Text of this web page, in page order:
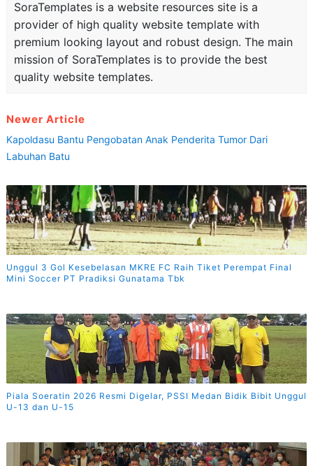
SoraTemplates is a website resources site is a
provider of high quality website template with
premium looking layout and robust design. The main
mission of SoraTemplates is to provide the best
quality website templates.
Newer Article
Kapoldasu Bantu Pengobatan Anak Penderita Tumor Dari
Labuhan Batu
Unggul 3 Gol Kesebelasan MKRE FC Raih Tiket Perempat Final
Mini Soccer PT Pradiksi Gunatama Tbk
Piala Soeratin 2026 Resmi Digelar, PSSI Medan Bidik Bibit Unggul
U-13 dan U-15